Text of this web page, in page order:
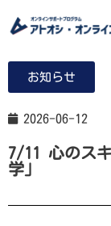
お知らせ
2026-06-12
7/11 心のス
学」